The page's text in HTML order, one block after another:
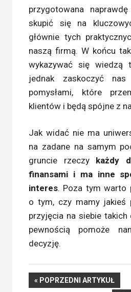
przygotowana
skupić się na
głównie tych
naszą firmą. W końcu
wykazywać się wiedzą
jednak zaskoczyć
pomysłami, które
klientów i będą spójne z
Jak widać nie ma
na zadane na samym
gruncie rzeczy każdy
finansami i ma inne
interes. Poza tym warto
o tym, czy mamy jakieś
przyjęcia na siebie takich
pewnością pomoże
decyzję.
Nawigacja
POPRZEDNI
POPRZEDNI ARTYKUŁ